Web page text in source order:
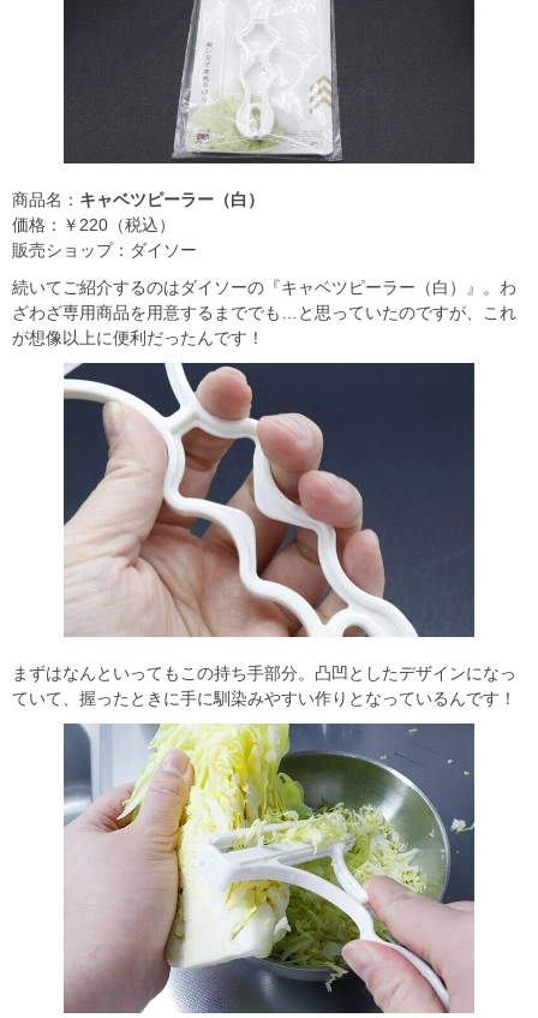
商品名： キャベツピーラー（白）
価格：￥220（税込）
販売ショップ：ダイソー
続いてご紹介するのはダイソーの『キャベツピーラー（白）』。わ
ざわざ専用商品を用意するまででも…と思っていたのですが、これ
が想像以上に便利だったんです！
まずはなんといってもこの持ち手部分。凸凹としたデザインになっ
ていて、握ったときに手に馴染みやすい作りとなっているんです！